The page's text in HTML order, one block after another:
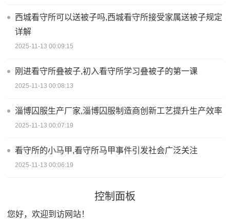
西城看守所可以送被子吗,西城看守所接受家属送被子规定
详解
2025-11-13 00:09:15
刚进看守所叠被子,初入看守所学习叠被子的第一课
2025-11-13 00:08:13
淄博囚服生产厂家,淄博囚服制造商创新工艺提升生产效率
2025-11-13 00:07:19
看守所的小马甲,看守所马甲事件引发社会广泛关注
2025-11-13 00:06:19
控制面板
您好，欢迎到访网站！